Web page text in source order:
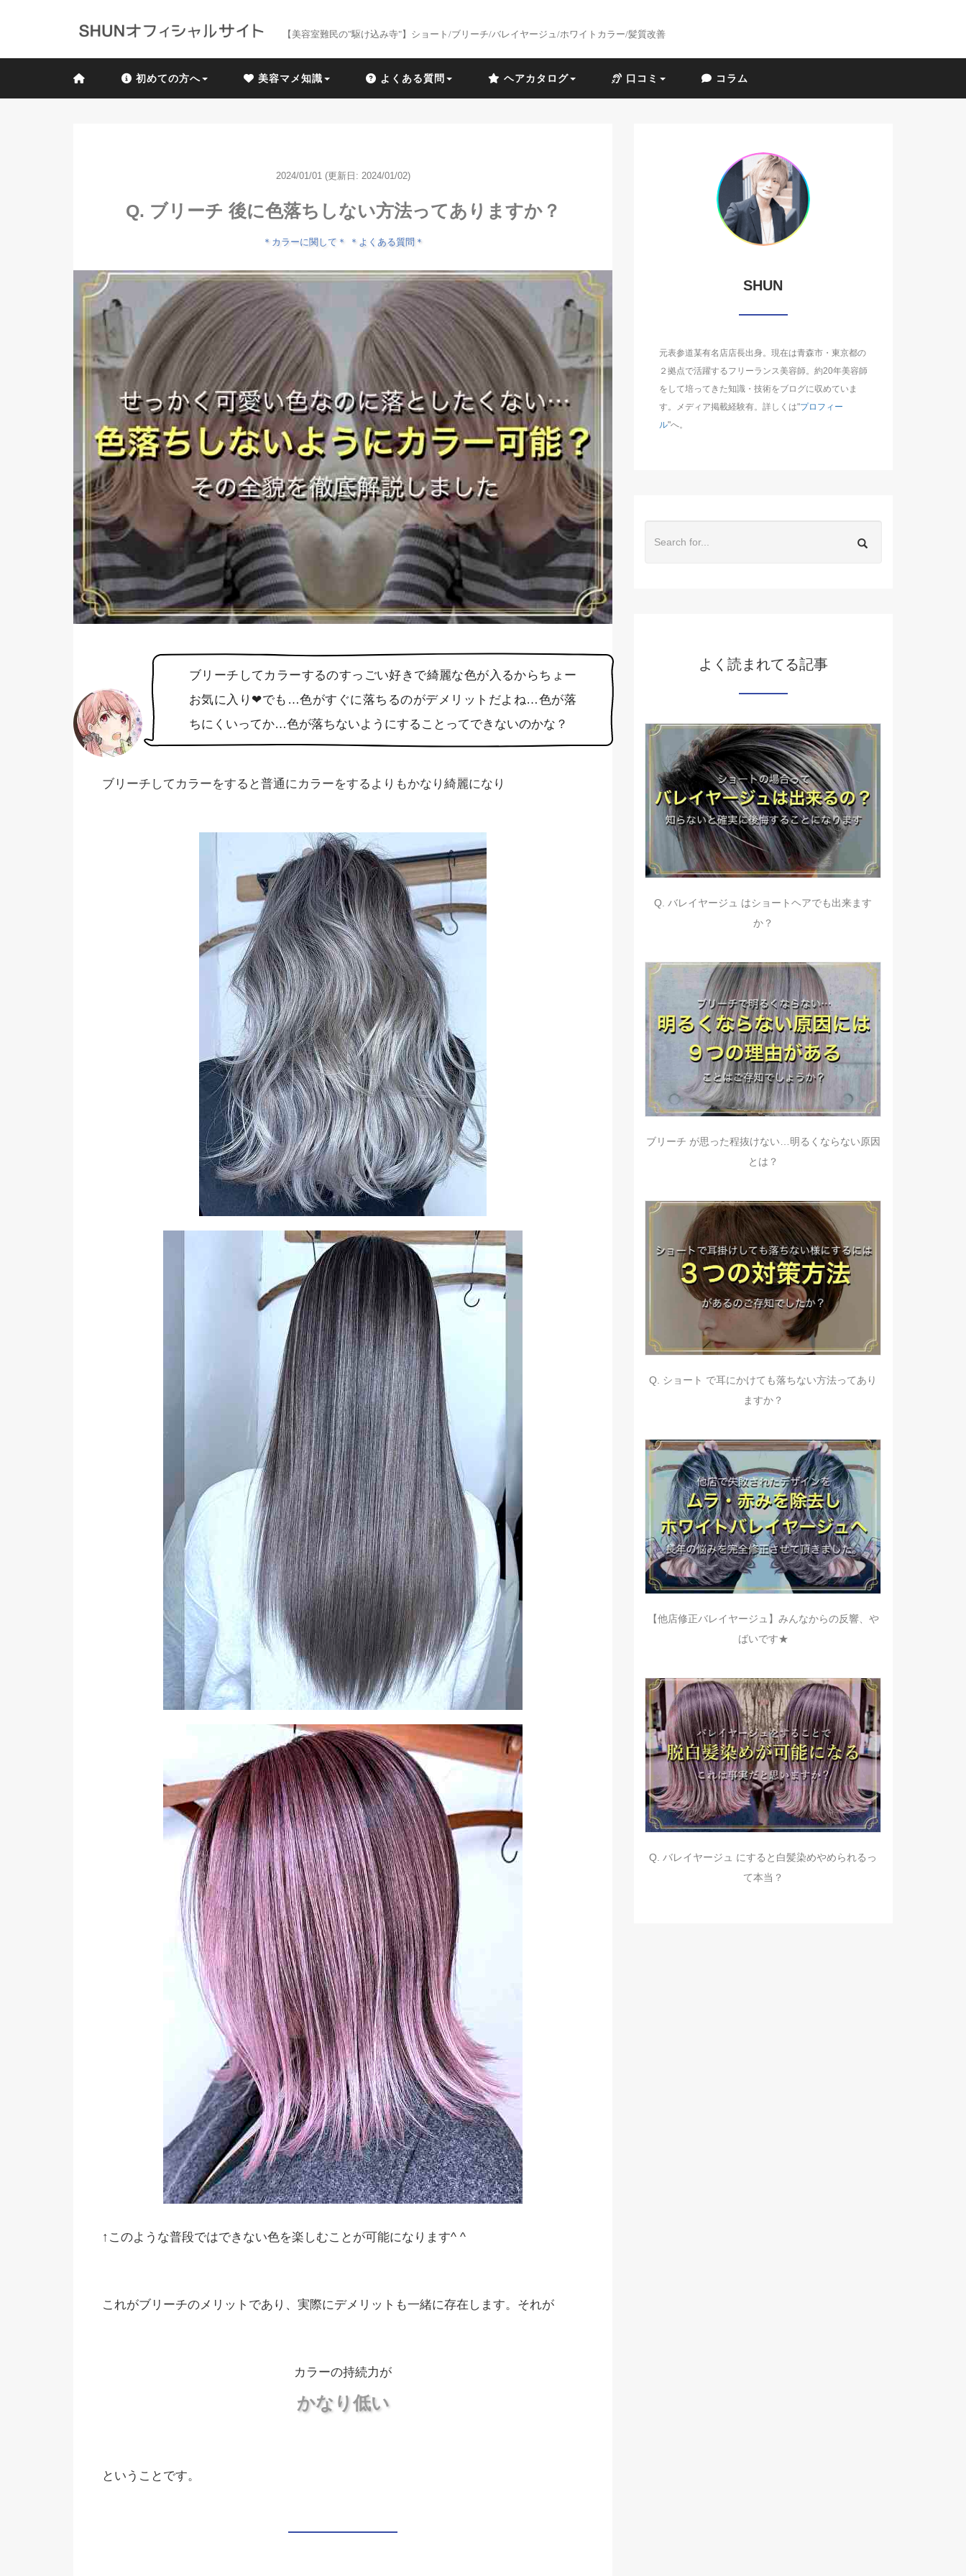
【美容室難民の"駆け込み寺"】ショート/ブリーチ/バレイヤージュ/ホワイトカラー/髪質改善
初めての方へ 美容マメ知識 よくある質問 ヘアカタログ 口コミ コラム
2024/01/01 (更新日: 2024/01/02)
Q. ブリーチ 後に色落ちしない方法ってありますか？
＊カラーに関して＊ ＊よくある質問＊
ブリーチしてカラーするのすっごい好きで綺麗な色が入るからちょー
お気に入り❤︎でも…色がすぐに落ちるのがデメリットだよね…色が落
ちにくいってか…色が落ちないようにすることってできないのかな？
ブリーチしてカラーをすると普通にカラーをするよりもかなり綺麗になり
↑このような普段ではできない色を楽しむことが可能になります^ ^
これがブリーチのメリットであり、実際にデメリットも一緒に存在します。それが
カラーの持続力が
かなり低い
ということです。
SHUN
元表参道某有名店店長出身。現在は青森市・東京都の
２拠点で活躍するフリーランス美容師。約20年美容師
をして培ってきた知識・技術をブログに収めていま
す。メディア掲載経験有。詳しくは"プロフィー
ル"へ。
よく読まれてる記事
Q. バレイヤージュ はショートヘアでも出来ます
か？
ブリーチ が思った程抜けない…明るくならない原因
とは？
Q. ショート で耳にかけても落ちない方法ってあり
ますか？
【他店修正バレイヤージュ】みんなからの反響、や
ばいです★
Q. バレイヤージュ にすると白髪染めやめられるっ
て本当？